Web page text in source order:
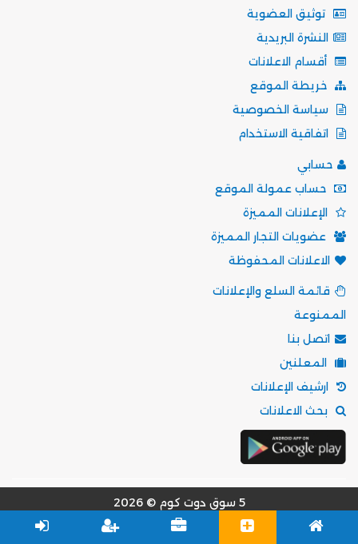
توثيق العضوية
النشرة البريدية
أقسام الاعلانات
خريطة الموقع
سياسة الخصوصية
اتفاقية الاستخدام
حسابي
حساب عمولة الموقع
الإعلانات المميزة
عضويات التجار المميزة
الاعلانات المحفوظة
قائمة السلع والإعلانات
الممنوعة
اتصل بنا
المعلنين
ارشيف الإعلانات
بحث الاعلانات
5 سوق دوت كوم © 2026
مؤسسة موقع 5 سوق للتسويق الالكتروني